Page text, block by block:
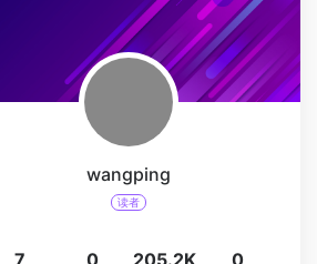
wangping
读者
7 0 205.2K 0